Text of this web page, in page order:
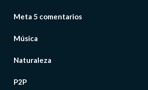
Meta 5 comentarios
Música
Naturaleza
P2P